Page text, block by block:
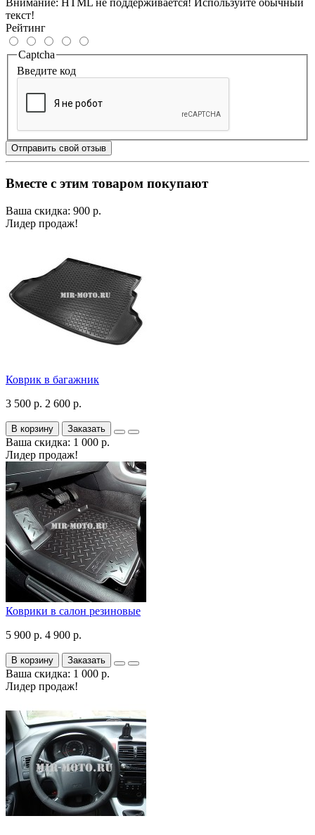
текст!
Рейтинг
Captcha
Введите код
Отправить свой отзыв
Вместе с этим товаром покупают
Ваша скидка: 900 р.
Лидер продаж!
Коврик в багажник
3 500 р. 2 600 р.
В корзину Заказать
Ваша скидка: 1 000 р.
Лидер продаж!
Коврики в салон резиновые
5 900 р. 4 900 р.
В корзину Заказать
Ваша скидка: 1 000 р.
Лидер продаж!